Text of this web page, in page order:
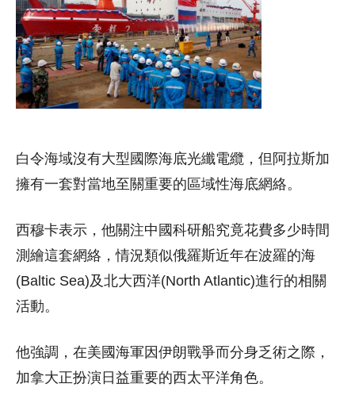
白令海域沒有大型國際海底光纖電纜，但阿拉斯加
擁有一套對當地至關重要的區域性海底網絡。
西穆卡表示，他關注中國科研船究竟花費多少時間
測繪這套網絡，情況類似俄羅斯近年在波羅的海
(Baltic Sea)及北大西洋(North Atlantic)進行的相關
活動。
他強調，在美國海軍因伊朗戰爭而分身乏術之際，
加拿大正扮演日益重要的西太平洋角色。